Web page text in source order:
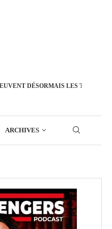
DÉSORMAIS LES
ARCHIVES